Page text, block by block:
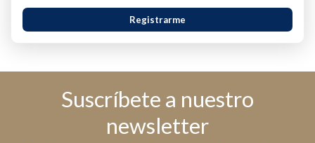
Registrarme
Suscríbete a nuestro
newsletter